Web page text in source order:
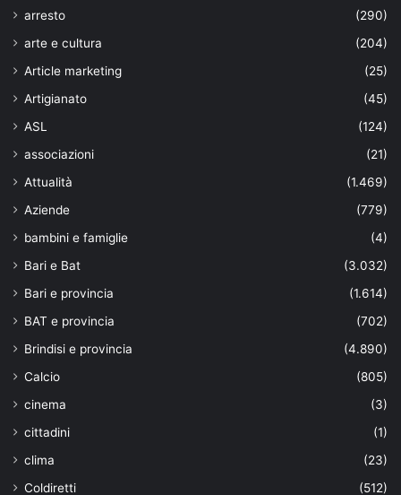
arresto
(290)
arte e cultura
(204)
Article marketing
(25)
Artigianato
(45)
ASL
(124)
associazioni
(21)
Attualità
(1.469)
Aziende
(779)
bambini e famiglie
(4)
Bari e Bat
(3.032)
Bari e provincia
(1.614)
BAT e provincia
(702)
Brindisi e provincia
(4.890)
Calcio
(805)
cinema
(3)
cittadini
(1)
clima
(23)
Coldiretti
(512)